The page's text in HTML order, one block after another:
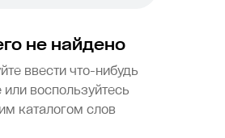
не найдено
ввести что-нибудь
или воспользуйтесь
каталогом слов